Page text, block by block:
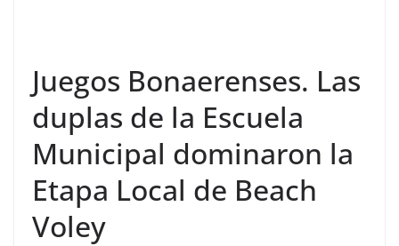
Juegos Bonaerenses. Las
duplas de la Escuela
Municipal dominaron la
Etapa Local de Beach
Voley